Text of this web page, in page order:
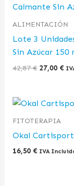
ALIMENTACIÓN
Lote 3
Sin Azúcar 150
42,87€
original
era:
27,00 €
es:
FITOTERAPIA
Okal Cartisport
16,50 € IVA